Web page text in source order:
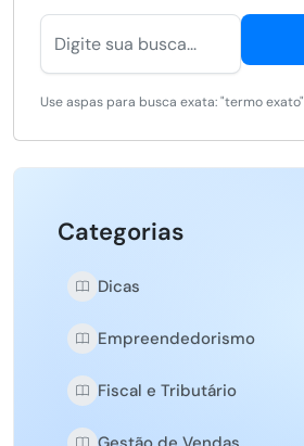
Use aspas para busca exata: "termo exato"
Categorias
Dicas
Empreendedorismo
Fiscal e Tributário